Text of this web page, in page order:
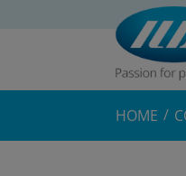
HOME